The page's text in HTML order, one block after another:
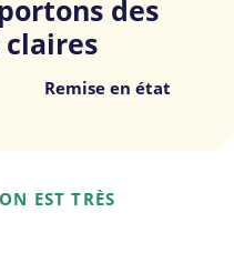
des
claires
Remise en état
EST TRÈS